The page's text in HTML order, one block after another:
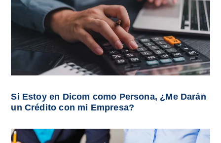
Si Estoy en Dicom como Persona, ¿Me Darán
un Crédito con mi Empresa?